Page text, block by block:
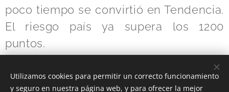
poco tiempo se convirtió en Tendencia.
El riesgo país ya supera los 1200
puntos.
Share
Utilizamos cookies para permitir un correcto funcionamiento
y seguro en nuestra página web, y para ofrecer la mejor